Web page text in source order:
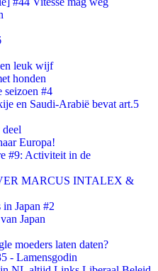
leuk wijf
honden
#4
en Saudi-Arabië bevat art.5
Europa!
#9: Activiteit in de
MARCUS INTALEX &
Japan #2
Japan
moeders laten daten?
- Lamensgodin